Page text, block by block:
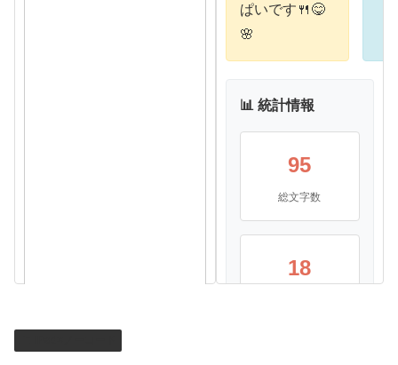
ぱいです🍴😋
🌸
📊 統計情報
95
総文字数
18